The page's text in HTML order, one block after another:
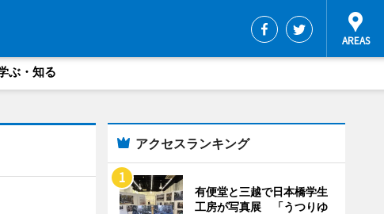
ぶ・知る
アクセスランキング
有便堂と三越で日本橋学生
工房が写真展 「うつりゆ